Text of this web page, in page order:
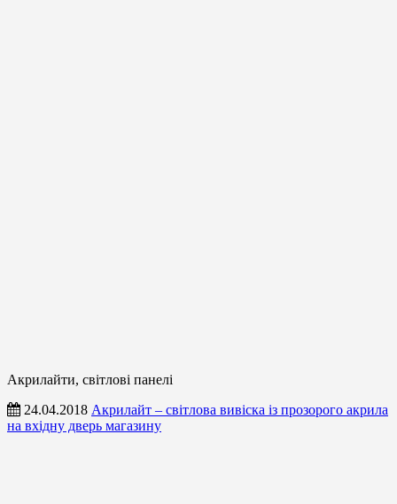
Акрилайти, світлові панелі
24.04.2018 Акрилайт – світлова вивіска із прозорого акрила
на вхідну дверь магазину